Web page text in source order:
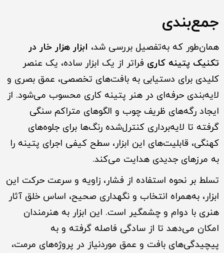
جمع‌بندی
همان‌طور که به‌تفصیل بررسی شد، ابزار هزار خار در
تکنیک پتینه کاری فراتر از یک ابزار ساده، یک عنصر
کلیدی برای دستیابی به بافت‌های تخصصی، عمق بصری و
لایه‌بندی حرفه‌ای در هنر پتینه کاری محسوب می‌شود. از
ایجاد رگه‌های ظریف چوب و الگوهای متراکم سنگی
گرفته تا لایه‌برداری کنترل‌شده رنگ‌ها برای جلوه‌های
کهنگی، قابلیت‌های این ابزار، سطح کیفی اجرای پتینه را
به مرزهای جدیدی هدایت می‌کند.
تسلط بر نحوه استفاده از فشار، زاویه و سرعت حرکت این
ابزار، به‌همراه انتخاب و نگهداری صحیح، اساس خلق آثار
هنری با دوام و چشمگیر است. این ابزار به هنرمندان
امکان می‌دهد تا از سادگی فاصله گرفته و به
پیچیدگی‌های بافت و عمق موردنیاز در پروژه‌های مرمت،